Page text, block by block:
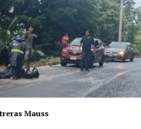
condena de 50 años por
en Chocamán
armas y presunta droga durante
Mauss